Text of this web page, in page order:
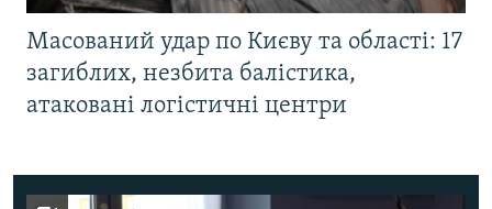
Масований удар по Києву та області: 17
загиблих, незбита балістика,
атаковані логістичні центри